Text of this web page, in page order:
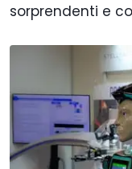
sorprendenti e